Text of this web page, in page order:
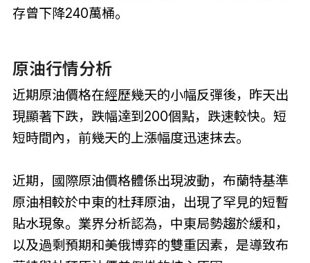
存曾下降240萬桶。
原油行情分析
近期原油價格在經歷幾天的小幅反彈後，昨天出
現顯著下跌，跌幅達到200個點，跌速較快。短
短時間內，前幾天的上漲幅度迅速抹去。
近期，國際原油價格體係出現波動，布蘭特基準
原油相較於中東的杜拜原油，出現了罕見的短暫
貼水現象。業界分析認為，中東局勢趨於緩和，
以及過剩預期和美俄博弈的雙重因素，是導致布